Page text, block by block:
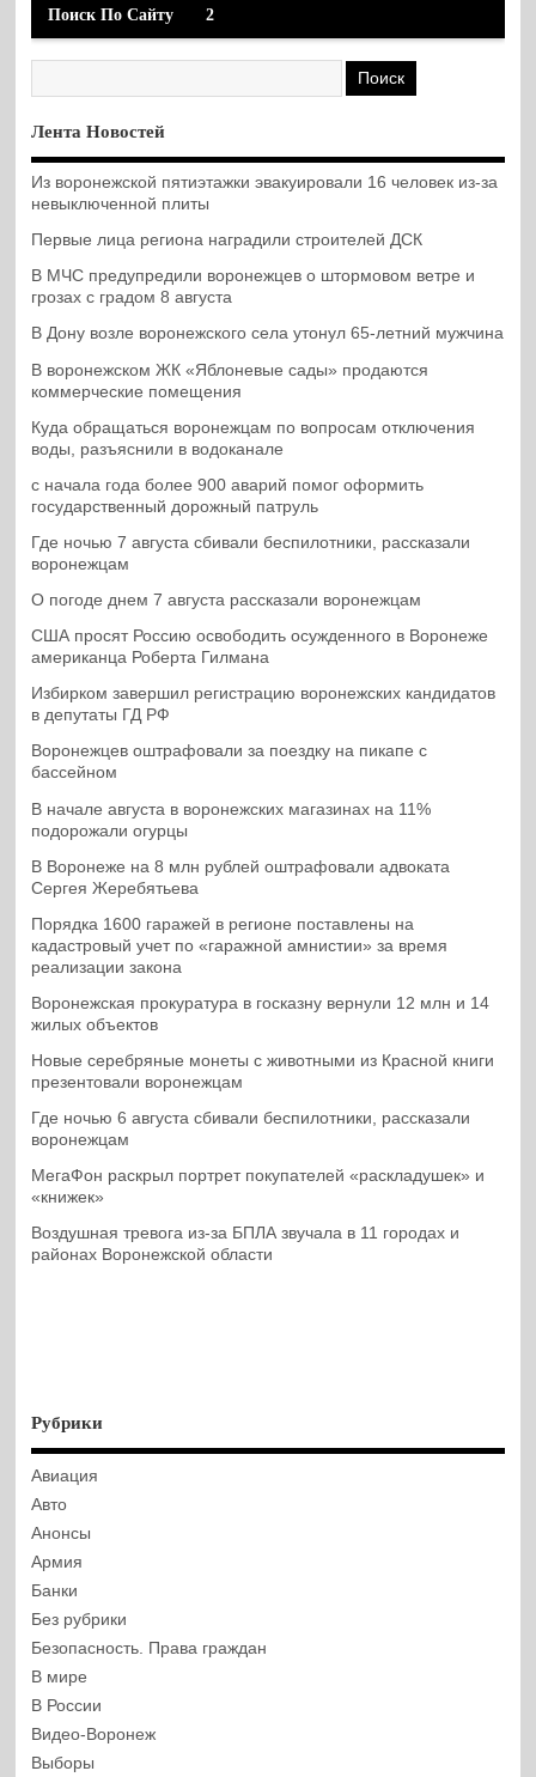
Поиск По Сайту 2
Лента Новостей
Из воронежской пятиэтажки эвакуировали 16 человек из-за
невыключенной плиты
Первые лица региона наградили строителей ДСК
В МЧС предупредили воронежцев о штормовом ветре и
грозах с градом 8 августа
В Дону возле воронежского села утонул 65-летний мужчина
В воронежском ЖК «Яблоневые сады» продаются
коммерческие помещения
Куда обращаться воронежцам по вопросам отключения
воды, разъяснили в водоканале
с начала года более 900 аварий помог оформить
государственный дорожный патруль
Где ночью 7 августа сбивали беспилотники, рассказали
воронежцам
О погоде днем 7 августа рассказали воронежцам
США просят Россию освободить осужденного в Воронеже
американца Роберта Гилмана
Избирком завершил регистрацию воронежских кандидатов
в депутаты ГД РФ
Воронежцев оштрафовали за поездку на пикапе с
бассейном
В начале августа в воронежских магазинах на 11%
подорожали огурцы
В Воронеже на 8 млн рублей оштрафовали адвоката
Сергея Жеребятьева
Порядка 1600 гаражей в регионе поставлены на
кадастровый учет по «гаражной амнистии» за время
реализации закона
Воронежская прокуратура в госказну вернули 12 млн и 14
жилых объектов
Новые серебряные монеты с животными из Красной книги
презентовали воронежцам
Где ночью 6 августа сбивали беспилотники, рассказали
воронежцам
МегаФон раскрыл портрет покупателей «раскладушек» и
«книжек»
Воздушная тревога из-за БПЛА звучала в 11 городах и
районах Воронежской области
Рубрики
Авиация
Авто
Анонсы
Армия
Банки
Без рубрики
Безопасность. Права граждан
В мире
В России
Видео-Воронеж
Выборы